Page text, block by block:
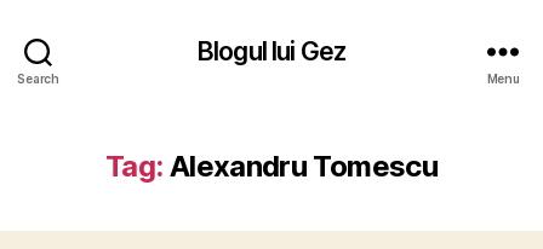
Search
Blogul lui Gez
Menu
Tag: Alexandru Tomescu